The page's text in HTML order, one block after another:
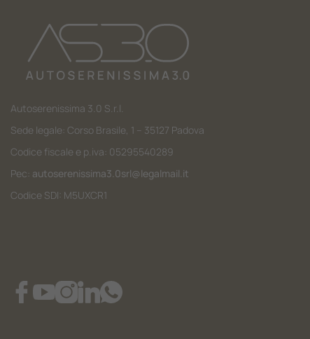
Autoserenissima 3.0 S.r.l.
Sede legale: Corso Brasile, 1 – 35127 Padova
Codice fiscale e p.iva: 05295540289
Pec: autoserenissima3.0srl@legalmail.it
Codice SDI: M5UXCR1